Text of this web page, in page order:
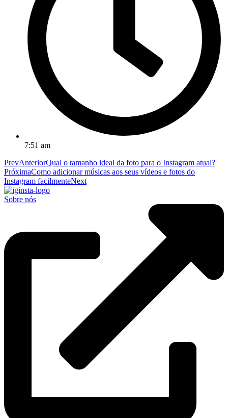
7:51 am
PrevAnteriorQual o tamanho ideal da foto para o Instagram atual?
PróximaComo adicionar músicas aos seus vídeos e fotos do
Instagram facilmenteNext
Sobre nós